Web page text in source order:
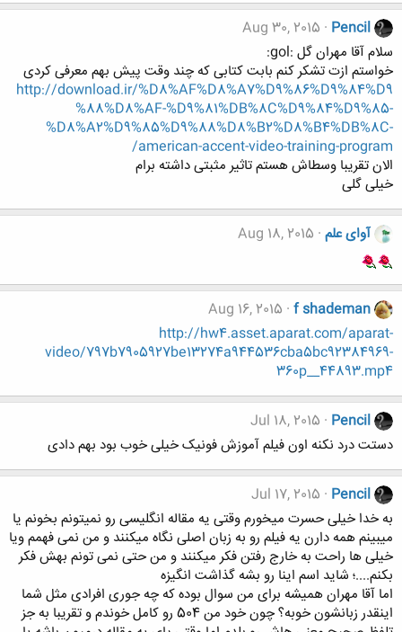
Pencil
Aug 30, 2015
سلام آقا مهران گل :gol:
خواستم ازت تشکر کنم بابت کتابی که چند وقت پیش بهم معرفی کردی
http://download.ir/%D8%AF%D8%A7%D9%86%D9%84%D9
%88%D8%AF-%D9%81%DB%8C%D9%84%D9%85-
%D8%A2%D9%85%D9%88%D8%B2%D8%B4%DB%8C-
american-accent-video-training-program/
الان تقریبا وسطاش هستم تاثیر مثبتی داشته برام
خیلی گلی
آوای علم Aug 18, 2015
f shademan
Aug 16, 2015
http://hw4.asset.aparat.com/aparat-
video/797b7905927be13274a944536cba5bc92384969-
360p__44893.mp4
Pencil
Jul 18, 2015
دستت درد نکنه اون فیلم آموزش فونیک خیلی خوب بود بهم دادی
Pencil
Jul 17, 2015
به خدا خیلی حسرت میخورم وقتی یه مقاله انگلیسی رو نمیتونم بخونم یا
میبینم همه دارن یه فیلم رو به زبان اصلی نگاه میکنند و من نمی فهمم ویا
خیلی ها راحت به خارج رفتن فکر میکنند و من حتی نمی تونم بهش فکر
بکنم....؛ شاید اسم اینا رو بشه گذاشت انگیزه
اما آقا مهران همیشه برای من سوال بوده که چه جوری افرادی مثل شما
اینقدر زبانشون خوبه؟ چون خود من 504 رو کامل خوندم و تقریبا به جز